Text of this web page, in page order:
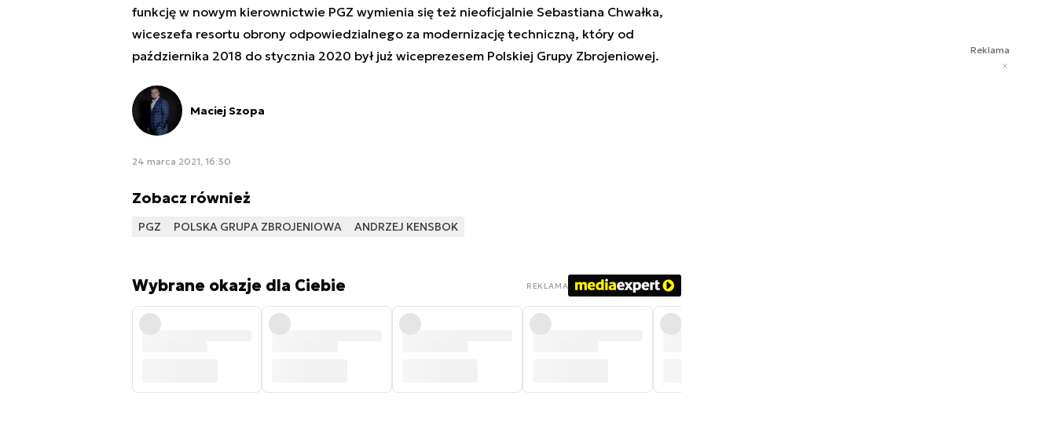
funkcję w nowym kierownictwie PGZ wymienia się też nieoficjalnie Sebastiana Chwałka,
wiceszefa resortu obrony odpowiedzialnego za modernizację techniczną, który od
października 2018 do stycznia 2020 był już wiceprezesem Polskiej Grupy Zbrojeniowej.
Maciej Szopa
24 marca 2021, 16:30
Zobacz również
PGZ POLSKA GRUPA ZBROJENIOWA ANDRZEJ KENSBOK
Wybrane okazje dla Ciebie REKLAMA
Reklama